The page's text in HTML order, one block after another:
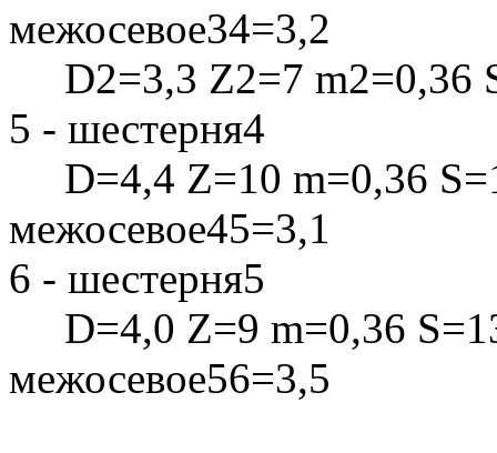
межосевое34=3,2
D2=3,3 Z2=7 m2=0,36
5 - шестерня4
D=4,4 Z=10 m=0,36
межосевое45=3,1
6 - шестерня5
D=4,0 Z=9 m=0,36
межосевое56=3,5